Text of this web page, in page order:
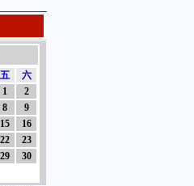
五
六
1
2
8
9
15
16
22
23
29
30